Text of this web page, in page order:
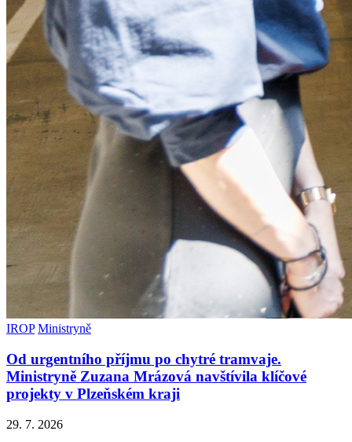
IROP Ministryně
Od urgentního příjmu po chytré tramvaje.
Ministryně Zuzana Mrázová navštívila klíčové
projekty v Plzeňském kraji
29. 7. 2026